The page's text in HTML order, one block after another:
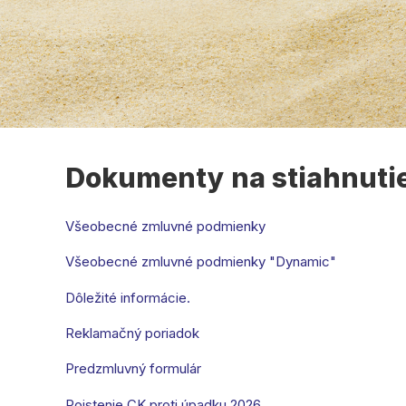
Dokumenty na
Všeobecné zmluvné podmienky
Všeobecné zmluvné podmienky "Dynamic"
Dôležité informácie.
Reklamačný poriadok
Predzmluvný formulár